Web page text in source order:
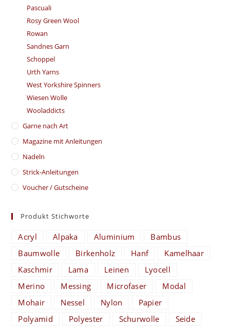
Pascuali
Rosy Green Wool
Rowan
Sandnes Garn
Schoppel
Urth Yarns
West Yorkshire Spinners
Wiesen Wolle
Wooladdicts
Garne nach Art
Magazine mit Anleitungen
Nadeln
Strick-Anleitungen
Voucher / Gutscheine
Produkt Stichworte
Acryl Alpaka Aluminium
Bambus
Baumwolle
Birkenholz Hanf
Kamelhaar
Kaschmir
Lama Leinen
Lyocell
Merino
Messing Microfaser
Modal
Mohair
Nessel Nylon
Papier
Polyamid
Polyester Schurwolle
Seide